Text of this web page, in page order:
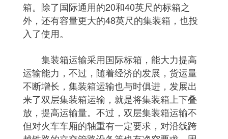
箱。除了国际通用的20和40英尺的标箱之
外，还有容量更大的48英尺的集装箱，也投
入了使用。
集装箱运输采用国际标箱，能大力提高
运输能力，不过，随着经济的发展，货运量
不断增长，集装箱运输也与时俱进，发展出
来了双层集装箱运输，就是将集装箱上下叠
放，提高运输量。不过，双层集装箱运输不
但对火车车厢的轴重有一定要求，对沿线跨